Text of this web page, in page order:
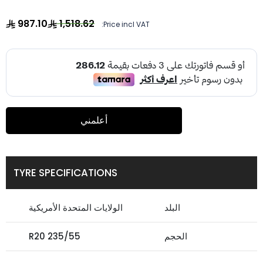
Price incl VAT:
1,518.62
987.10
أعلمني
TYRE SPECIFICATIONS
البلد الولايات المتحدة الأمريكية
الحجم 235/55 R20